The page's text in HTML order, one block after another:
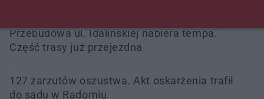
Przebudowa ul. Idalińskiej nabiera tempa.
Część trasy już przejezdna
127 zarzutów oszustwa. Akt oskarżenia trafił
do sądu w Radomiu